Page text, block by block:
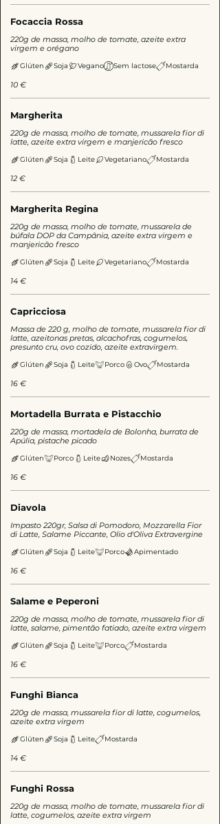
Focaccia Rossa
220g de massa, molho de tomate, azeite extra
virgem e orégano
10 €
Glúten Soja Vegano Sem lactose Mostarda
Margherita
220g de massa, molho de tomate, mussarela fior di
latte, azeite extra virgem e manjericão fresco
12 €
Glúten Soja Leite Vegetariano Mostarda
Margherita Regina
220g de massa, molho de tomate, mussarela de
búfala DOP da Campânia, azeite extra virgem e
manjericão fresco
14 €
Glúten Soja Leite Vegetariano Mostarda
Capricciosa
Massa de 220 g, molho de tomate, mussarela fior di
latte, azeitonas pretas, alcachofras, cogumelos,
presunto cru, ovo cozido, azeite extravirgem.
16 €
Glúten Soja Leite Porco Ovo Mostarda
Mortadella Burrata e Pistacchio
220g de massa, mortadela de Bolonha, burrata de
Apúlia, pistache picado
16 €
Glúten Porco Leite Nozes Mostarda
Diavola
Impasto 220gr, Salsa di Pomodoro, Mozzarella Fior
di Latte, Salame Piccante, Olio d'Oliva Extravergine
16 €
Glúten Soja Leite Porco Apimentado
Salame e Peperoni
220g de massa, molho de tomate, mussarela fior di
latte, salame, pimentão fatiado, azeite extra virgem
16 €
Glúten Soja Leite Porco Mostarda
Funghi Bianca
220g de massa, mussarela fior di latte, cogumelos,
azeite extra virgem
14 €
Glúten Soja Leite Mostarda
Funghi Rossa
220g de massa, molho de tomate, mussarela fior di
latte, cogumelos, azeite extra virgem